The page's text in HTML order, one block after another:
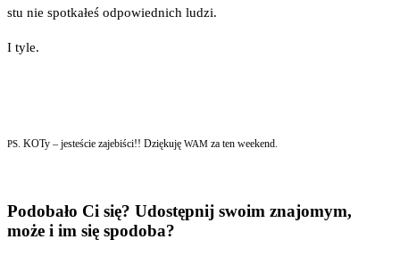
stu nie spo­tka­łeś odpo­wied­nich ludzi.
I tyle.
PS. KOTy – jeste­ście zaje­bi­ści!! Dzię­ku­ję WAM za ten weekend.
Podobało Ci się? Udostępnij swoim znajomym,
może i im się spodoba?